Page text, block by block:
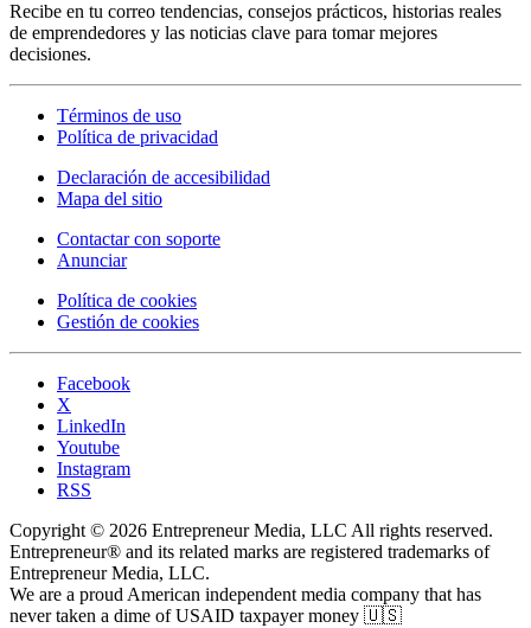
Recibe en tu correo tendencias, consejos prácticos, historias reales
de emprendedores y las noticias clave para tomar mejores
decisiones.
Términos de uso
Política de privacidad
Declaración de accesibilidad
Mapa del sitio
Contactar con soporte
Anunciar
Política de cookies
Gestión de cookies
Facebook
X
LinkedIn
Youtube
Instagram
RSS
Copyright © 2026 Entrepreneur Media, LLC All rights reserved.
Entrepreneur® and its related marks are registered trademarks of
Entrepreneur Media, LLC.
We are a proud American independent media company that has
never taken a dime of USAID taxpayer money 🇺🇸